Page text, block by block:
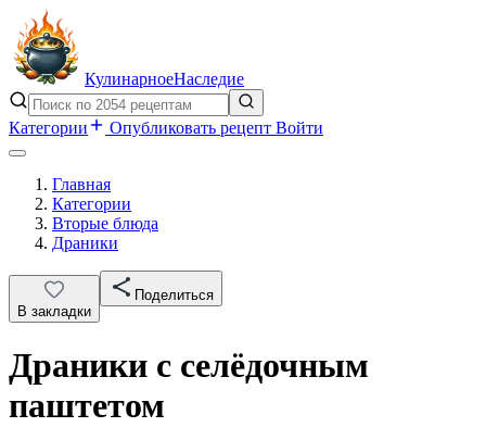
КулинарноеНаследие
Категории Опубликовать рецепт Войти
Главная
Категории
Вторые блюда
Драники
В закладки
Поделиться
Драники с селёдочным
паштетом